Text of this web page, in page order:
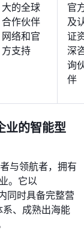
大的全球
合作伙伴
网络和官
方支持
官
及
证
深
询
伴
业的智能型
与领航者，拥有
。它以
同时具备完整营
、成熟出海能